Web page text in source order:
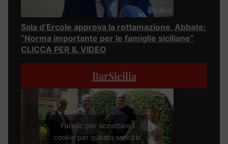
Sala d’Ercole approva la rottamazione, Abbate:
“Norma importante per le famiglie siciliane”
CLICCA PER IL VIDEO
BarSicilia
Fai clic per accettare i
cookie per questo servizio